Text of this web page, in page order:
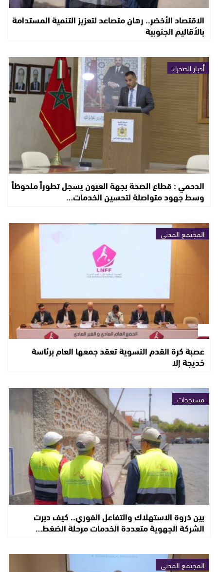
الاقتصاد الأخضر.. رهان متصاعد لتعزيز التنمية المستدامة
بالأقاليم الجنوبية
أخبار الصحراء
الدحمي : قطاع الصحة بجهة العيون يسجل تطوراً ملحوظاً
وسط جهود متواصلة لتحسين الخدمات…
المجتمع المدني
عصبة كرة القدم النسوية تعقد جمعها العام برئاسة
خديجة إلا
مستجدات
بين ذروة الاستهلاك والتفاعل الفوري.. كيف دبرت
الشركة الجهوية متعددة الخدمات مرحلة الضغط…
المجتمع المدني